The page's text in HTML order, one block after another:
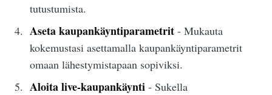
tutustumista.
Aseta kaupankäyntiparametrit- Mukauta
kokemustasi asettamalla kaupankäyntiparametrit
omaan lähestymistapaan sopiviksi.
Aloita live-kaupankäynti - Sukella